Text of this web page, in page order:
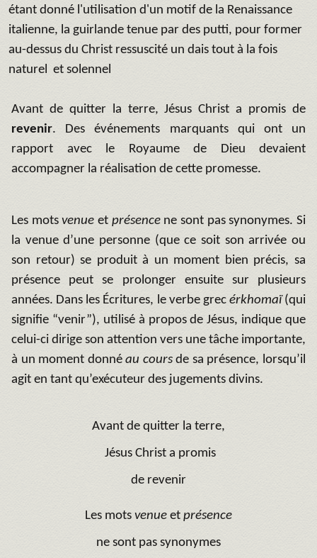
étant donné l'utilisation d'un motif de la Renaissance
italienne, la guirlande tenue par des putti, pour former
au-dessus du Christ ressuscité un dais tout à la fois
naturel et solennel
Avant de quitter la terre, Jésus Christ a promis de
revenir. Des événements marquants qui ont un
rapport avec le Royaume de Dieu devaient
accompagner la réalisation de cette promesse.
Les motsvenue et présencene sont pas synonymes. Si
la venue d’une personne (que ce soit son arrivée ou
son retour) se produit à un moment bien précis, sa
présence peut se prolonger ensuite sur plusieurs
années. Dans les Écritures, le verbe grec érkhomaï(qui
signifie “venir”), utilisé à propos de Jésus, indique que
celui-ci dirige son attention vers une tâche importante,
à un moment donnéau coursde sa présence, lorsqu’il
agit en tant qu’exécuteur des jugements divins.
Avant de quitter la terre,
Jésus Christ a promis
de revenir
Les mots venue et présence
ne sont pas synonymes